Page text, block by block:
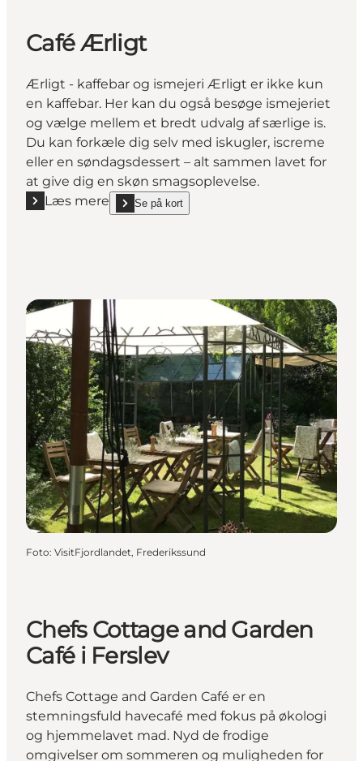
Café Ærligt
Ærligt - kaffebar og ismejeri Ærligt er ikke kun
en kaffebar. Her kan du også besøge ismejeriet
og vælge mellem et bredt udvalg af særlige is.
Du kan forkæle dig selv med iskugler, iscreme
eller en søndagsdessert – alt sammen lavet for
at give dig en skøn smagsoplevelse.
Læs mere
Læs mere "Café Ærligt"
Se på kort
show Café Ærligt on_map
Foto: VisitFjordlandet, Frederikssund
Chefs Cottage and Garden
Café i Ferslev
Chefs Cottage and Garden Café er en
stemningsfuld havecafé med fokus på økologi
og hjemmelavet mad. Nyd de frodige
omgivelser om sommeren og muligheden for